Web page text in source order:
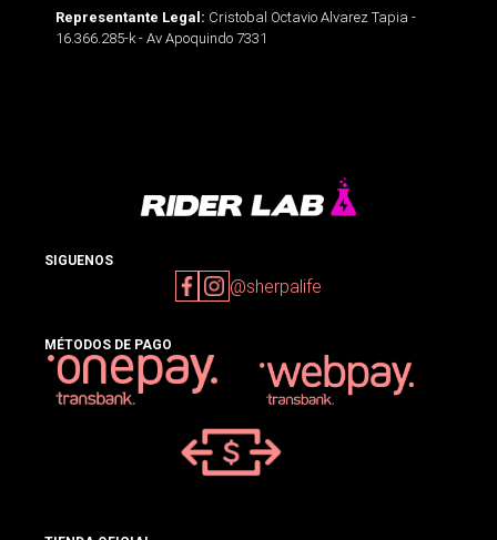
Representante Legal: Cristobal Octavio Alvarez Tapia -
16.366.285-k - Av Apoquindo 7331
SIGUENOS
@sherpalife
MÉTODOS DE PAGO